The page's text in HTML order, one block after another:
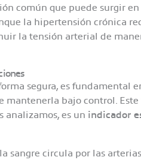
común que puede surgir
la hipertensión crónica
la tensión arterial de
segura, es fundamental
bajo control. Este
analizamos, es un indicador
sangre circula por las